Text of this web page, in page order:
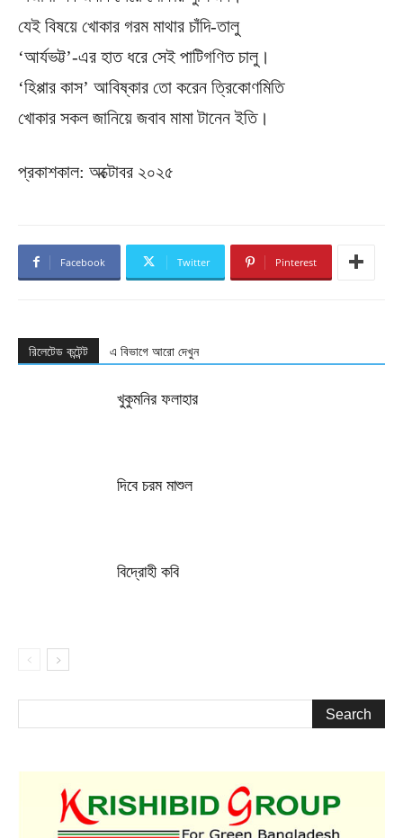
যেই বিষয়ে খোকার গরম মাথার চাঁদি-তালু
‘আর্যভট্ট’-এর হাত ধরে সেই পাটিগণিত চালু।
‘হিপ্পার কাস’ আবিষ্কার তো করেন ত্রিকোণমিতি
খোকার সকল জানিয়ে জবাব মামা টানেন ইতি।
প্রকাশকাল: অক্টোবর ২০২৫
Facebook Twitter Pinterest
রিলেটেড কন্টেন্ট এ বিভাগে আরো দেখুন
খুকুমনির ফলাহার
দিবে চরম মাশুল
বিদ্রোহী কবি